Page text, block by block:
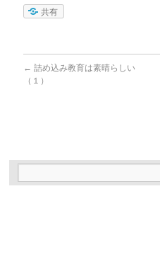
共有
← 詰め込み教育は素晴らしい
（１）